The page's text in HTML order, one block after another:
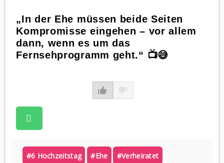
„In der Ehe müssen beide Seiten
Kompromisse eingehen – vor allem
dann, wenn es um das
Fernsehprogramm geht.“ 📺😅
#6 Hochzeitstag #ehe #verheiratet